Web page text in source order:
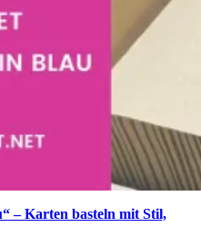
– Karten basteln mit Stil,